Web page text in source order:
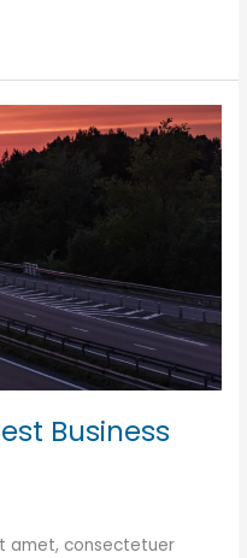
Business
amet, consectetuer